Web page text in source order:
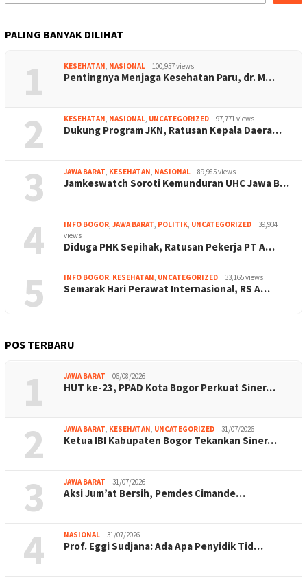
PALING BANYAK DILIHAT
1 KESEHATAN NASIONAL 100,957 views
Pentingnya Menjaga Kesehatan Paru, dr. M…
2 KESEHATAN NASIONAL UNCATEGORIZED 97,771 views
Dukung Program JKN, Ratusan Kepala Daera…
3 JAWA BARAT KESEHATAN NASIONAL 89,985 views
Jamkeswatch Soroti Kemunduran UHC Jawa B…
4 INFO BOGOR JAWA BARAT POLITIK UNCATEGORIZED
39,934
views
Diduga PHK Sepihak, Ratusan Pekerja PT A…
5 INFO BOGOR KESEHATAN UNCATEGORIZED 33,165 views
Semarak Hari Perawat Internasional, RS A…
POS TERBARU
1 JAWA BARAT 06/08/2026
HUT ke-23, PPAD Kota Bogor Perkuat Siner…
2 JAWA BARAT KESEHATAN UNCATEGORIZED 31/07/2026
Ketua IBI Kabupaten Bogor Tekankan Siner…
3 JAWA BARAT 31/07/2026
Aksi Jum’at Bersih, Pemdes Cimande…
4 NASIONAL 31/07/2026
Prof. Eggi Sudjana: Ada Apa Penyidik Tid…